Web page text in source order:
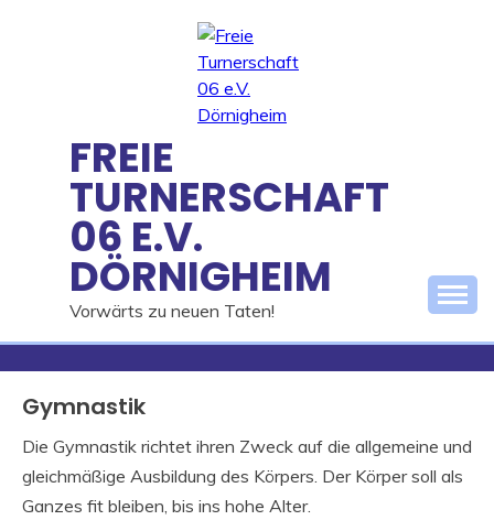
FREIE
TURNERSCHAFT
06 E.V.
DÖRNIGHEIM
Vorwärts zu neuen Taten!
Gymnastik
Die Gymnastik richtet ihren Zweck auf die allgemeine und
gleichmäßige Ausbildung des Körpers. Der Körper soll als
Ganzes fit bleiben, bis ins hohe Alter.